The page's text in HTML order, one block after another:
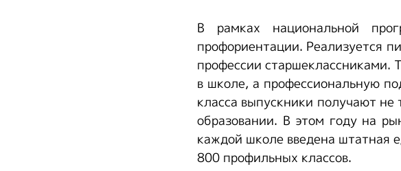
В рамках национальной
профориентации. Реализуется
профессии старшеклассниками.
в школе, а профессиональную
класса выпускники получают
образовании. В этом году на
каждой школе введена штатная
800 профильных классов.